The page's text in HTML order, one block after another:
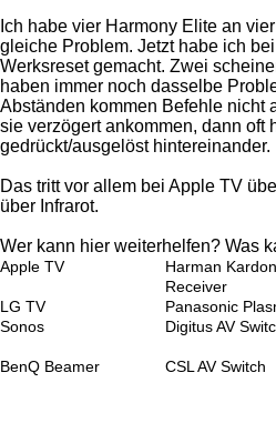
Ich habe vier Harmony Elite an
gleiche Problem. Jetzt habe ich
Werksreset gemacht. Zwei
haben immer noch dasselbe
Abständen kommen Befehle nicht
sie verzögert ankommen, dann oft
gedrückt/ausgelöst hintereinander.
Das tritt vor allem bei Apple TV
über Infrarot.
Wer kann hier weiterhelfen? Was
Apple TV
Harman
Receiver
LG TV
Panasonic
Sonos
Digitus AV
BenQ Beamer
CSL AV Switch